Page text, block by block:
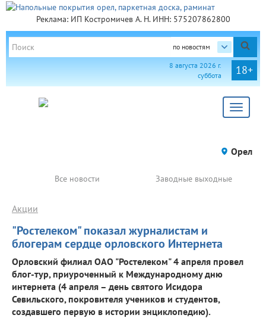
Реклама: ИП Костромичев А. Н. ИНН: 575207862800
по новостям
18+
8 августа 2026 г.
суббота
Toggle
Орел
Все новости Заводные выходные
"Ростелеком" показал журналистам и
блогерам сердце орловского Интернета
Акции
Орловский филиал ОАО "Ростелеком" 4 апреля провел
блог-тур, приуроченный к Международному дню
интернета (4 апреля – день святого Исидора
Севильского, покровителя учеников и студентов,
создавшего первую в истории энциклопедию).